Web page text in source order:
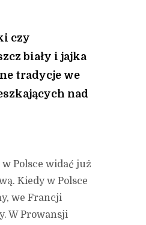
czy
biały i jajka
tradycje we
nad
Polsce widać już
Kiedy w Polsce
we Francji
W Prowansji